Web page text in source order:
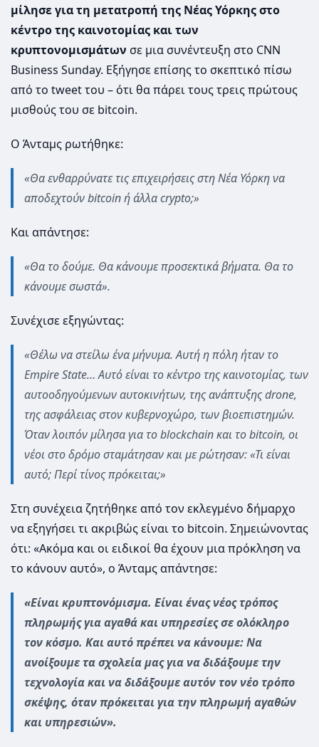
μίλησε για τη μετατροπή της Νέας Υόρκης στο
κέντρο της καινοτομίας και των
κρυπτονομισμάτων σε μια συνέντευξη στο CNN
Business Sunday. Εξήγησε επίσης το σκεπτικό πίσω
από το tweet του – ότι θα πάρει τους τρεις πρώτους
μισθούς του σε bitcoin.
Ο Άνταμς ρωτήθηκε:
«Θα ενθαρρύνατε τις επιχειρήσεις στη Νέα Υόρκη να
αποδεχτούν bitcoin ή άλλα crypto;»
Και απάντησε:
«Θα το δούμε. Θα κάνουμε προσεκτικά βήματα. Θα το
κάνουμε σωστά».
Συνέχισε εξηγώντας:
«Θέλω να στείλω ένα μήνυμα. Αυτή η πόλη ήταν το
Empire State… Αυτό είναι το κέντρο της καινοτομίας, των
αυτοοδηγούμενων αυτοκινήτων, της ανάπτυξης drone,
της ασφάλειας στον κυβερνοχώρο, των βιοεπιστημών.
Όταν λοιπόν μίλησα για το blockchain και το bitcoin, οι
νέοι στο δρόμο σταμάτησαν και με ρώτησαν: «Τι είναι
αυτό; Περί τίνος πρόκειται;»
Στη συνέχεια ζητήθηκε από τον εκλεγμένο δήμαρχο
να εξηγήσει τι ακριβώς είναι το bitcoin. Σημειώνοντας
ότι: «Ακόμα και οι ειδικοί θα έχουν μια πρόκληση να
το κάνουν αυτό», ο Άνταμς απάντησε:
«Είναι κρυπτονόμισμα. Είναι ένας νέος τρόπος
πληρωμής για αγαθά και υπηρεσίες σε ολόκληρο
τον κόσμο. Και αυτό πρέπει να κάνουμε: Να
ανοίξουμε τα σχολεία μας για να διδάξουμε την
τεχνολογία και να διδάξουμε αυτόν τον νέο τρόπο
σκέψης, όταν πρόκειται για την πληρωμή αγαθών
και υπηρεσιών».